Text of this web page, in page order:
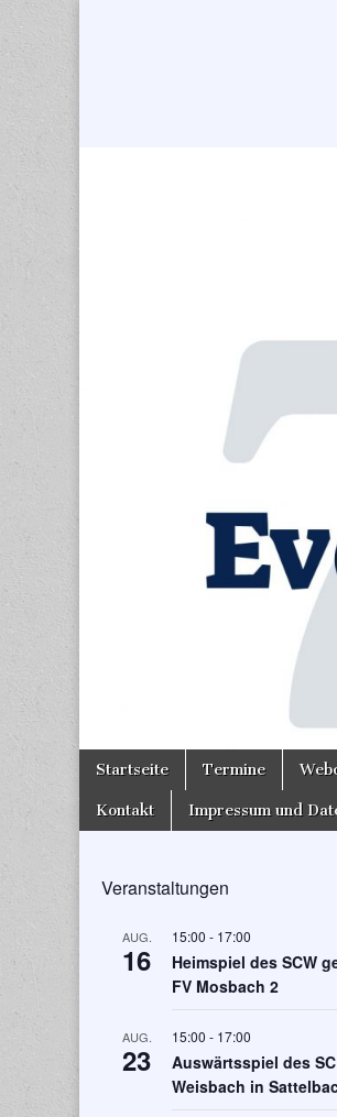
Main
Skip
content
Startseite Termine
Kontakt Impressum und
Veranstaltungen
AUG.
16
15:00 - 17:00
Heimspiel des SCW
FV Mosbach 2
AUG.
23
15:00 - 17:00
Auswärtsspiel des SC
Weisbach in